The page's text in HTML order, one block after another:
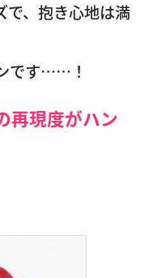
で、抱き心地は満
です……！
再現度がハン